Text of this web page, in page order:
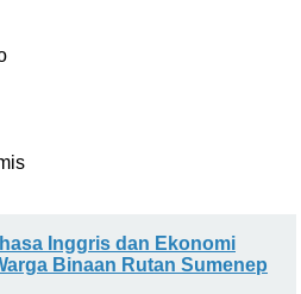
Inggris dan Ekonomi
Binaan Rutan Sumenep